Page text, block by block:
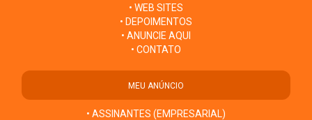
• WEB SITES
• DEPOIMENTOS
• ANUNCIE AQUI
• CONTATO
MEU ANÚNCIO
• ASSINANTES (EMPRESARIAL)